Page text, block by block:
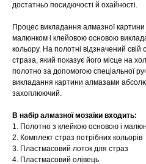
достатньо посидючості й охайності.
Процес викладання алмазної
малюнком і клейовою основою
кольору. На полотні відзначений
страза, який показує його місце на
полотно за допомогою спеціальної
викладання картини алмазами
захоплюючий.
В набір алмазної мозаїки входить:
1. Полотно з клейкою основою і
2. Комплект страз потрібних кольорів
3. Пластмасовий лоток для страз
4. Пластмасовий олівець